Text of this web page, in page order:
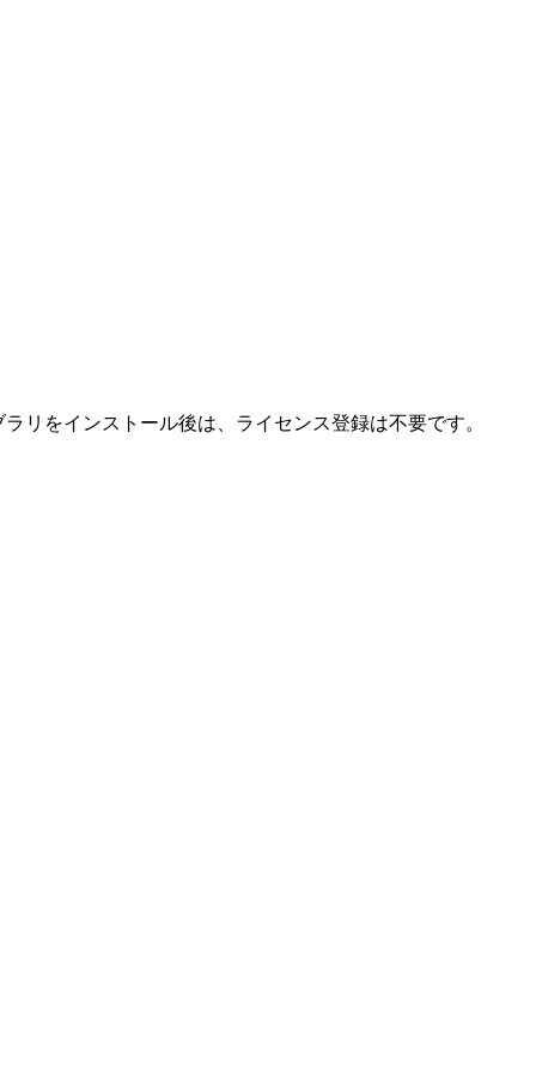
リをインストール後は、ライセンス登録は不要です。